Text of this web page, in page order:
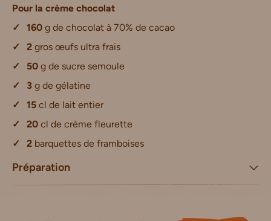
Pour la crème chocolat
160 g de chocolat à 70% de cacao
2 gros œufs ultra frais
50 g de sucre semoule
3 g de gélatine
15 cl de lait entier
20 cl de crème fleurette
2 barquettes de framboises
Préparation